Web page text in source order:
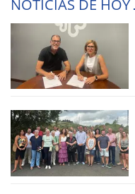
NOTICIAS DE HOY